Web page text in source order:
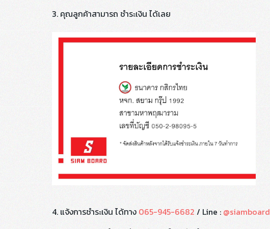
3. คุณลูกค้าสามารถ ชำระเงิน ได้เลย
4. แจ้งการชำระเงิน ได้ทาง 065-945-6682 / Line : @siamboard